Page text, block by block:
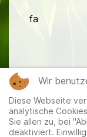
fa
Mitglieder|
Wir
Diese Webseite
analytische
Sie allen zu, bei
deaktiviert.